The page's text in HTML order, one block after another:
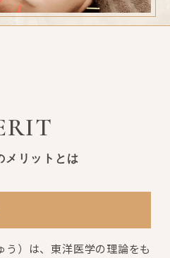
メリットとは
う）は、東洋医学の理論をも